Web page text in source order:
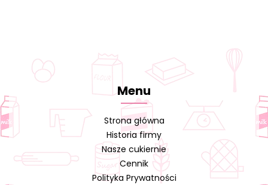
Menu
Strona główna
Historia firmy
Nasze cukiernie
Cennik
Polityka Prywatności